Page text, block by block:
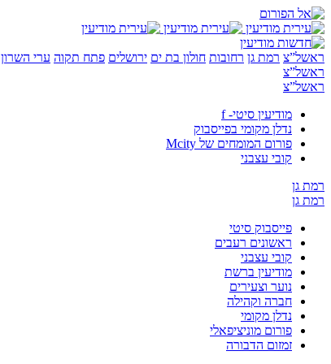
ראשל”צ רמת גן רחובות חולון בת ים ירושלים פתח תקוה ערי השרון
ראשל”צ
ראשל”צ
מודיעין סיטי- f
נדלן מקומי בפייסבוק
פורום המומחים של Mcity
קובי עצבני
רמת גן
רמת גן
פייסבוק סיטי
ראשונים רעבים
קובי עצבני
מודיעין ברשת
נוער וצעירים
חברה וקהילה
נדלן מקומי
פורום מוניציפאלי
זמזום הדבורה